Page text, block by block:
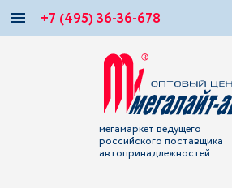
+7 (495) 36-36-678
мегамаркет ведущего
российского поставщика
автопринадлежностей